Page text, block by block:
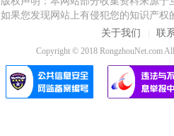
如果您发现网站上有侵犯您的知识产
关于我们
联
Copyright © 2018 RongzhouNet.com